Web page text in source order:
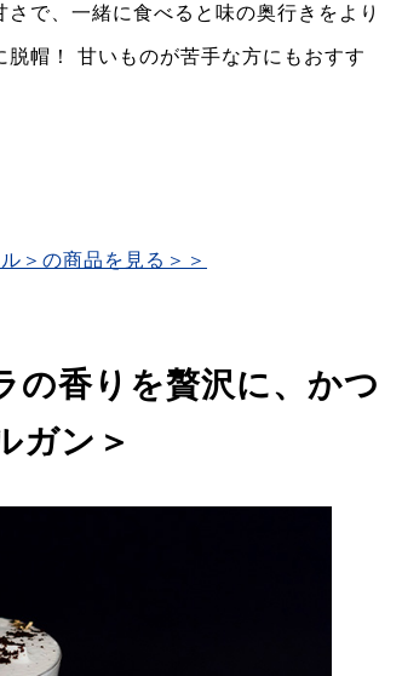
で、一緒に食べると味の奥行きをより
帽！ 甘いものが苦手な方にもおすす
＞の商品を見る＞＞
の香りを贅沢に、かつ
ガン＞